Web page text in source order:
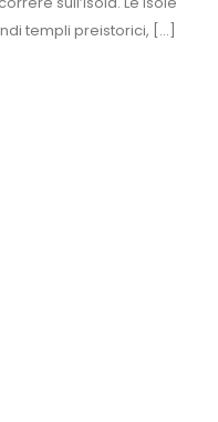
templi preistorici, […]